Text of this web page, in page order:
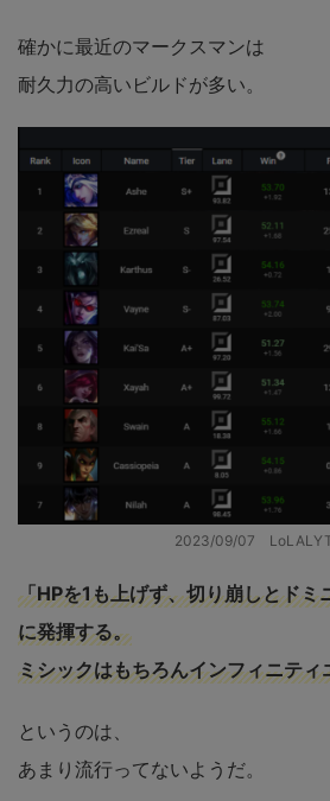
確かに最近のマークスマンは
耐久力の高いビルドが多い。
2023/09/07
「HPを1も上げず、切り崩しとドミ
に発揮する。
ミシックはもちろんインフィニティ
というのは、
あまり流行ってないようだ。